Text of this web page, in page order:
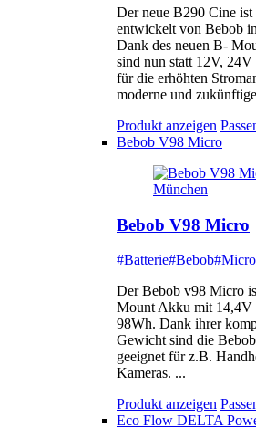
Der neue B290 Cine
entwickelt von Bebob
Dank des neuen B-
sind nun statt 12V,
für die erhöhten
moderne und
Produkt anzeigen
Bebob V98 Micro
Bebob V98 Micro
#Batterie#Bebob#Micro
Der Bebob v98 Micro
Mount Akku mit 14,4V
98Wh. Dank ihrer
Gewicht sind die
geeignet für z.B.
Kameras. ...
Produkt anzeigen
Eco Flow DELTA